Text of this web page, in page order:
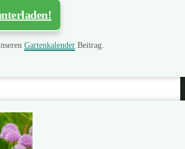
Gartenkalender Beitrag.